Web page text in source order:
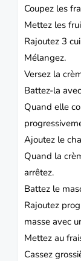
Coupez les
Mettez les
Rajoutez 3
Mélangez.
Versez la
Battez-la
Quand elle
Ajoutez le
Quand la
arrêtez.
Battez le
Rajoutez
masse avec
Mettez au
Cassez